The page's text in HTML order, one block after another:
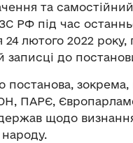
та
РФ під час
24 лютого 2022
записці до
постанова,
ПАРЄ,
щодо визнання